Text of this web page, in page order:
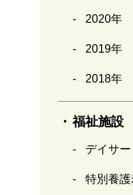
2020年
2019年
2018年
福祉施設
デイサ
特別養